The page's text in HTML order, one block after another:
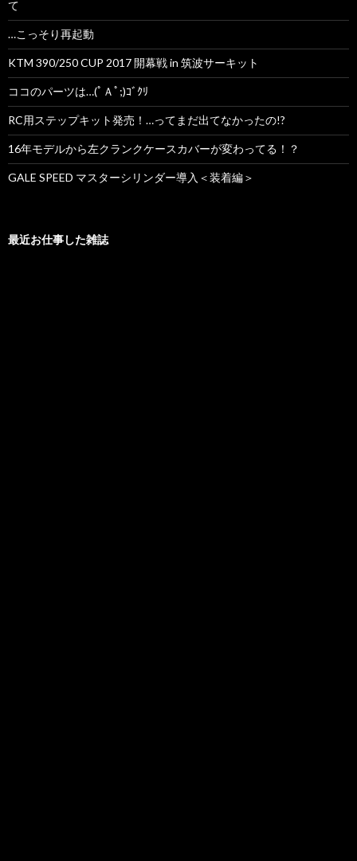
て
…こっそり再起動
KTM 390/250 CUP 2017 開幕戦 in 筑波サーキット
ココのパーツは…(ﾟＡﾟ;)ｺﾞｸﾘ
RC用ステップキット発売！…ってまだ出てなかったの!?
16年モデルから左クランクケースカバーが変わってる！？
GALE SPEED マスターシリンダー導入＜装着編＞
最近お仕事した雑誌